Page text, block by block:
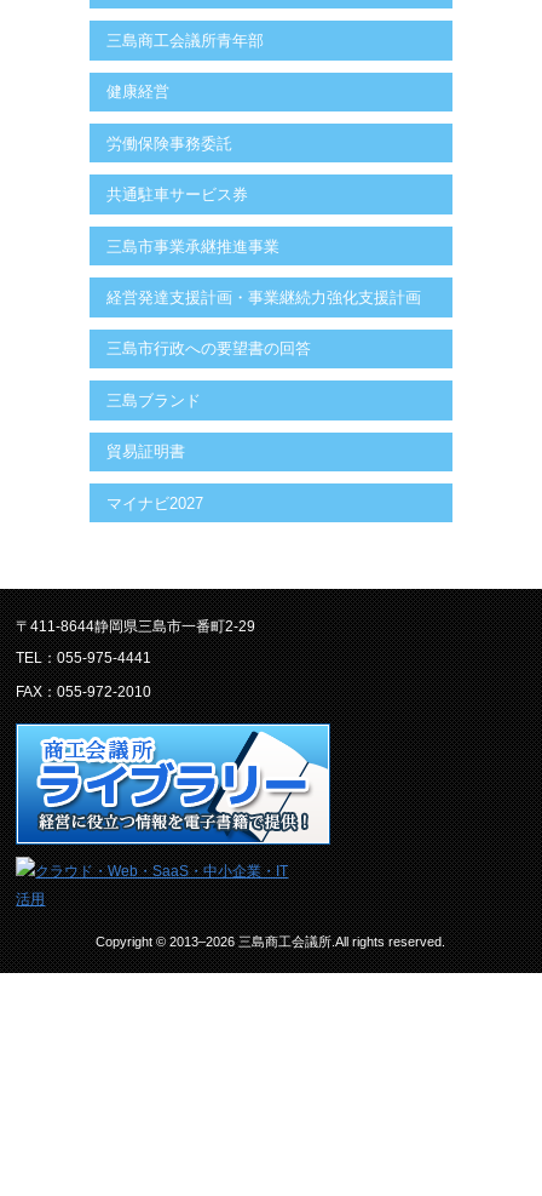
三島商工会議所青年部
健康経営
労働保険事務委託
共通駐車サービス券
三島市事業承継推進事業
経営発達支援計画・事業継続力強化支援計画
三島市行政への要望書の回答
三島ブランド
貿易証明書
マイナビ2027
〒411-8644静岡県三島市一番町2-29
TEL：055-975-4441
FAX：055-972-2010
Copyright © 2013–2026 三島商工会議所.All rights reserved.